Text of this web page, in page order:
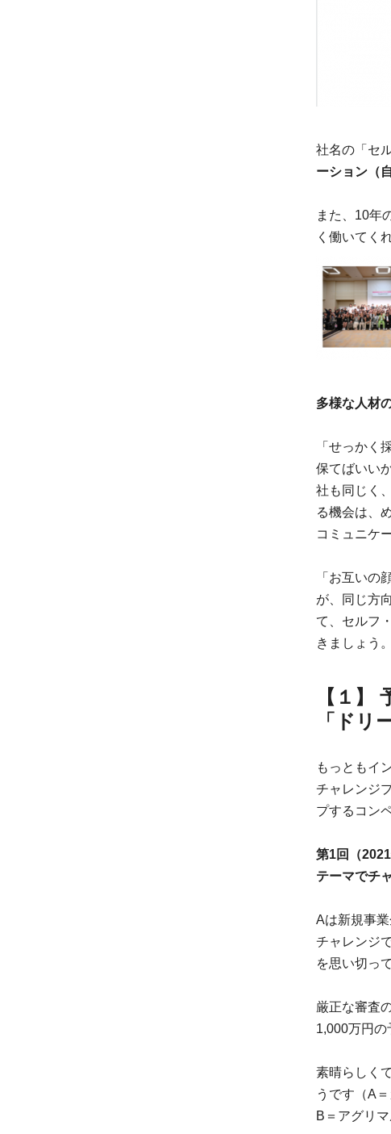
社名の「セ
ーション（
また、10年
く働いてく
多様な人材
「せっかく
保てばいい
社も同じく
る機会は、
コミュニケ
「お互いの
が、同じ方
て、セルフ
きましょう。
【１】
「ドリ
もっともイ
チャレンジ
プするコン
第1回（
テーマでチ
Aは新規事
チャレンジ
を思い切っ
厳正な審査
1,000万円
素晴らしく
うです（A
B＝アグリ